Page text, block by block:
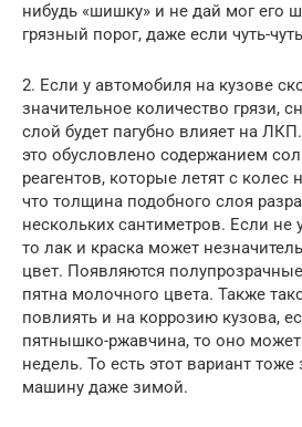
нибудь «шишку» и не дай мог его
грязный порог, даже если чуть-
2. Если у автомобиля на кузове
значительное количество грязи,
слой будет пагубно влияет на
это обусловлено содержанием
реагентов, которые летят с колес
что толщина подобного слоя
нескольких сантиметров. Если не
то лак и краска может
цвет. Появляются
пятна молочного цвета. Также
повлиять и на коррозию кузова,
пятнышко-ржавчина, то оно может
недель. То есть этот вариант
машину даже зимой.